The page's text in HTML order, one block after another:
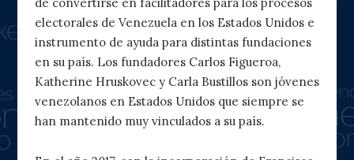
de convertirse en facilitadores para los procesos
electorales de Venezuela en los Estados Unidos e
instrumento de ayuda para distintas fundaciones
en su país. Los fundadores Carlos Figueroa,
Katherine Hruskovec y Carla Bustillos son jóvenes
venezolanos en Estados Unidos que siempre se
han mantenido muy vinculados a su país.